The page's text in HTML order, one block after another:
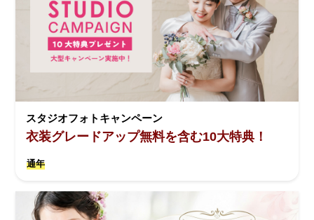
スタジオフォトキャンペーン
衣装グレードアップ無料を含む10大特典！
通年